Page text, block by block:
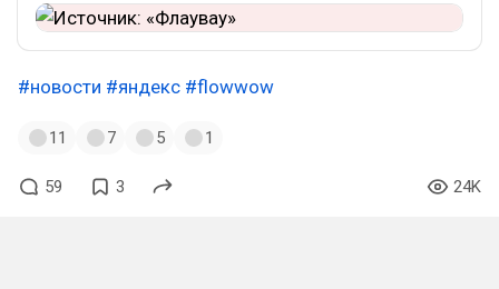
#новости #яндекс #flowwow
11 7 5 1
59 3 24K